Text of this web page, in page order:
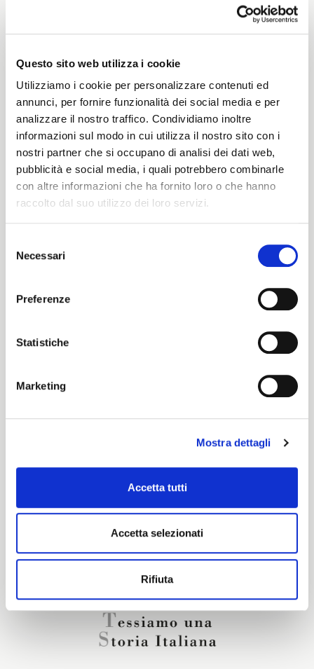
Questo sito web utilizza i cookie
Utilizziamo i cookie per personalizzare contenuti ed
annunci, per fornire funzionalità dei social media e per
analizzare il nostro traffico. Condividiamo inoltre
informazioni sul modo in cui utilizza il nostro sito con i
nostri partner che si occupano di analisi dei dati web,
pubblicità e social media, i quali potrebbero combinarle
con altre informazioni che ha fornito loro o che hanno
raccolto dal suo utilizzo dei loro servizi.
delNecessari
Preferenze
Statistiche
Marketing
Mostra dettagli
Accetta tutti
Accetta selezionati
Rifiuta
Height
140/145 CM
Washing instructions
8obWd
Are you interested in this fabric?
CONTACT OUR FINANCIAL ADVISOR